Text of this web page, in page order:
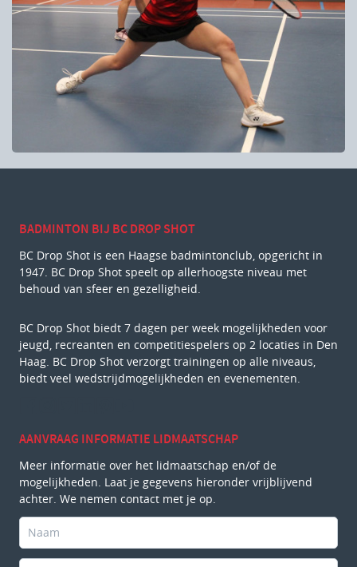
BADMINTON BIJ BC DROP SHOT
BC Drop Shot is een Haagse badmintonclub, opgericht in
1947. BC Drop Shot speelt op allerhoogste niveau met
behoud van sfeer en gezelligheid.
BC Drop Shot biedt 7 dagen per week mogelijkheden voor
jeugd, recreanten en competitiespelers op 2 locaties in Den
Haag. BC Drop Shot verzorgt trainingen op alle niveaus,
biedt veel wedstrijdmogelijkheden en evenementen.
AANVRAAG INFORMATIE LIDMAATSCHAP
Meer informatie over het lidmaatschap en/of de
mogelijkheden. Laat je gegevens hieronder vrijblijvend
achter. We nemen contact met je op.